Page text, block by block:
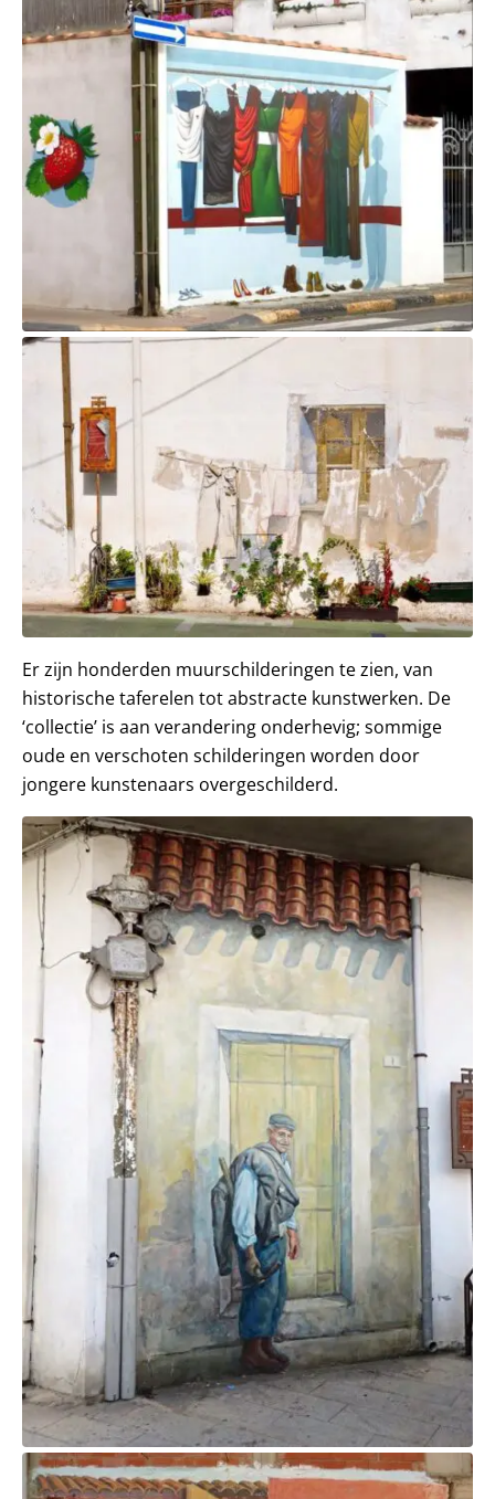
Er zijn honderden muurschilderingen te zien, van
historische taferelen tot abstracte kunstwerken. De
‘collectie’ is aan verandering onderhevig; sommige
oude en verschoten schilderingen worden door
jongere kunstenaars overgeschilderd.